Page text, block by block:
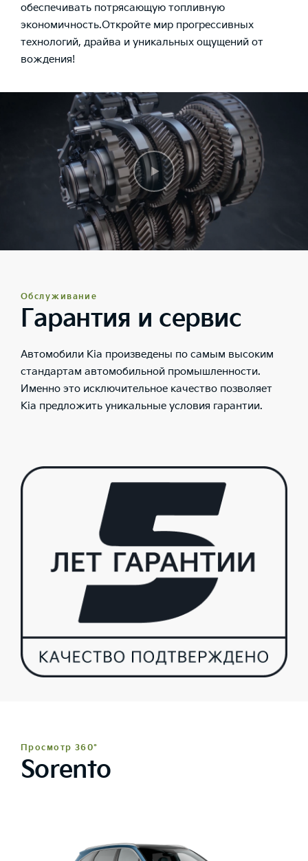
обеспечивать потрясающую топливную
экономичность.Откройте мир прогрессивных
технологий, драйва и уникальных ощущений от
вождения!
Обслуживание
Гарантия и сервис
Автомобили Kia произведены по самым высоким
стандартам автомобильной промышленности.
Именно это исключительное качество позволяет
Kia предложить уникальные условия гарантии.
Просмотр 360°
Sorento